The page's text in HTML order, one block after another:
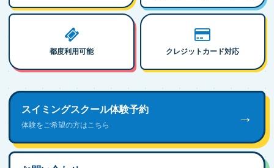
都度利用可能 クレジットカード対応
スイミングスクール体験予約
体験をご希望の方はこちら →